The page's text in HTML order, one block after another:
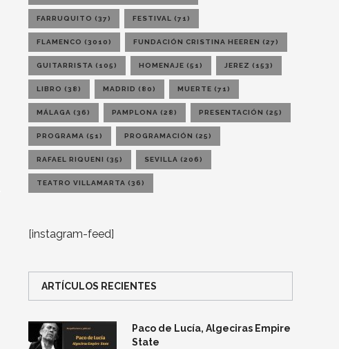
FARRUQUITO (37) FESTIVAL (71)
FLAMENCO (3010) FUNDACIÓN CRISTINA HEEREN (27)
GUITARRISTA (105) HOMENAJE (51) JEREZ (153)
LIBRO (38) MADRID (80) MUERTE (71)
MÁLAGA (36) PAMPLONA (28) PRESENTACIÓN (25)
PROGRAMA (51) PROGRAMACIÓN (25)
RAFAEL RIQUENI (35) SEVILLA (206)
TEATRO VILLAMARTA (36)
[instagram-feed]
ARTÍCULOS RECIENTES
Paco de Lucía, Algeciras Empire
State